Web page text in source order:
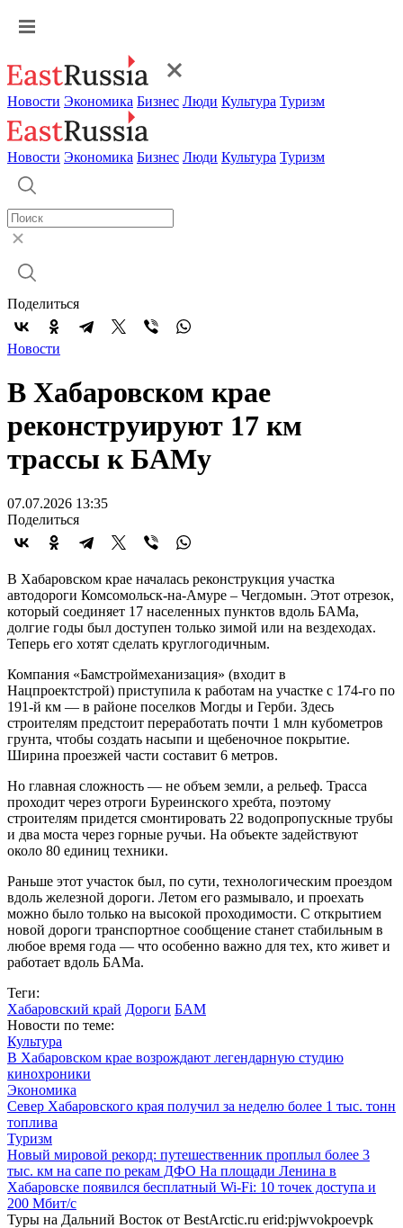
Новости Экономика Бизнес Люди Культура Туризм
Новости Экономика Бизнес Люди Культура Туризм
Поделиться
Новости
В Хабаровском крае
реконструируют 17 км
трассы к БАМу
07.07.2026 13:35
Поделиться
В Хабаровском крае началась реконструкция участка
автодороги Комсомольск-на-Амуре – Чегдомын. Этот отрезок,
который соединяет 17 населенных пунктов вдоль БАМа,
долгие годы был доступен только зимой или на вездеходах.
Теперь его хотят сделать круглогодичным.
Компания «Бамстроймеханизация» (входит в
Нацпроектстрой) приступила к работам на участке с 174-го по
191-й км — в районе поселков Могды и Герби. Здесь
строителям предстоит переработать почти 1 млн кубометров
грунта, чтобы создать насыпи и щебеночное покрытие.
Ширина проезжей части составит 6 метров.
Но главная сложность — не объем земли, а рельеф. Трасса
проходит через отроги Буреинского хребта, поэтому
строителям придется смонтировать 22 водопропускные трубы
и два моста через горные ручьи. На объекте задействуют
около 80 единиц техники.
Раньше этот участок был, по сути, технологическим проездом
вдоль железной дороги. Летом его размывало, и проехать
можно было только на высокой проходимости. С открытием
новой дороги транспортное сообщение станет стабильным в
любое время года — что особенно важно для тех, кто живет и
работает вдоль БАМа.
Теги:
Хабаровский край Дороги БАМ
Новости по теме:
Культура
В Хабаровском крае возрождают легендарную студию
кинохроники
Экономика
Север Хабаровского края получил за неделю более 1 тыс. тонн
топлива
Туризм
Новый мировой рекорд: путешественник проплыл более 3
тыс. км на сапе по рекам ДФО На площади Ленина в
Хабаровске появился бесплатный Wi‑Fi: 10 точек доступа и
200 Мбит/с
Туры на Дальний Восток от BestArctic.ru erid:pjwvokpoevpk